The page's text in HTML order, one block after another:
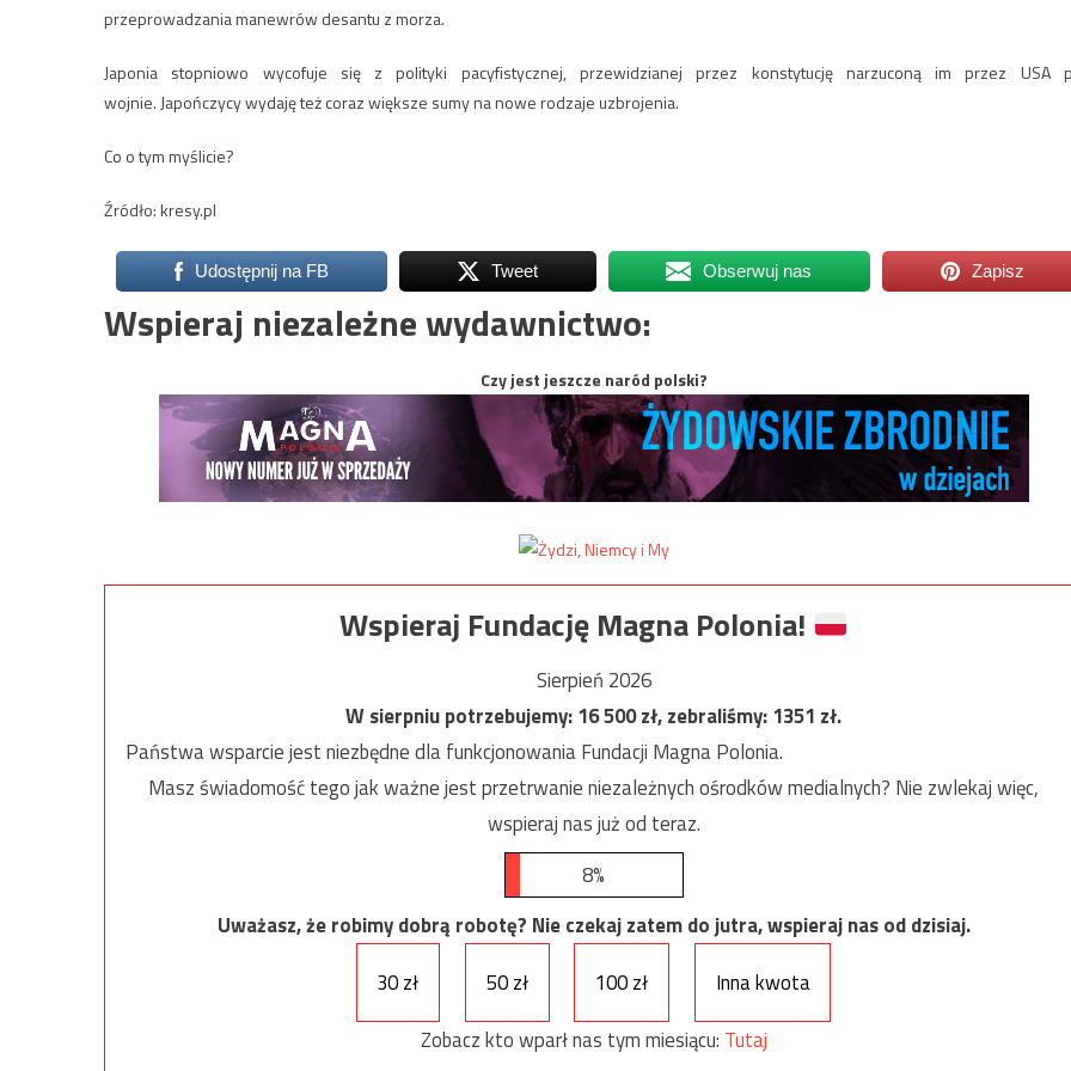
przeprowadzania manewrów desantu z morza.
Japonia stopniowo wycofuje się z polityki pacyfistycznej, przewidzianej przez konstytucję narzuconą im przez USA
wojnie. Japończycy wydaję też coraz większe sumy na nowe rodzaje uzbrojenia.
Co o tym myślicie?
Źródło: kresy.pl
Udostępnij na FB Tweet Obserwuj nas Zapisz
Wspieraj niezależne wydawnictwo:
Czy jest jeszcze naród polski?
Wspieraj Fundację Magna Polonia!
Sierpień 2026
W sierpniu potrzebujemy:16 500zł, zebraliśmy:1351 zł.
Państwa wsparcie jest niezbędne dla funkcjonowania Fundacji Magna Polonia.
Masz świadomość tego jak ważne jest przetrwanie niezależnych ośrodków medialnych? Nie zwlekaj więc,
wspieraj nas już od teraz.
8%
Uważasz, że robimy dobrą robotę? Nie czekaj zatem do jutra, wspieraj nas od dzisiaj.
30 zł
50 zł 100 zł
Inna kwota
Zobacz kto wparł nas tym miesiącu: Tutaj